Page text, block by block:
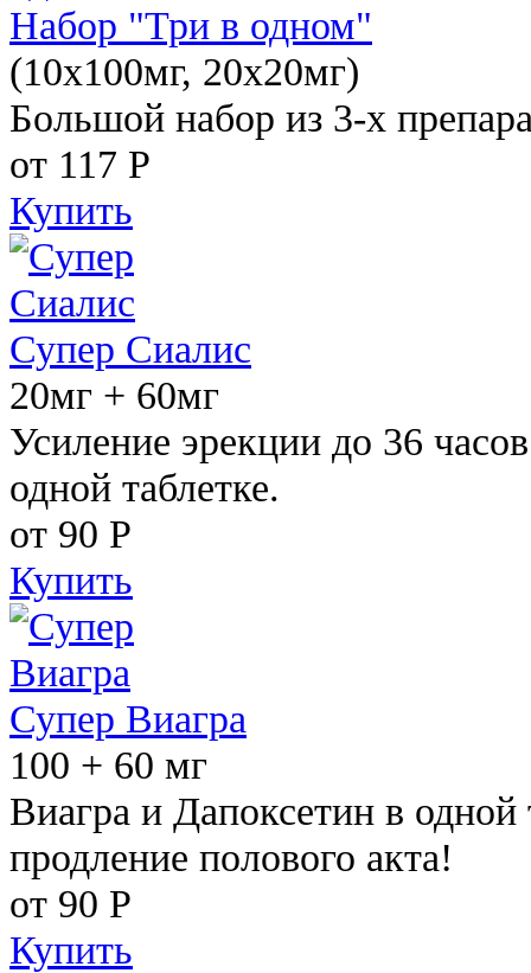
Набор "Три в одном"
(10x100мг, 20x20мг)
Большой набор из 3-х
от 117 Р
Купить
Супер Сиалис
20мг + 60мг
Усиление эрекции до 36
одной таблетке.
от 90 Р
Купить
Супер Виагра
100 + 60 мг
Виагра и Дапоксетин в одной
продление полового акта!
от 90 Р
Купить